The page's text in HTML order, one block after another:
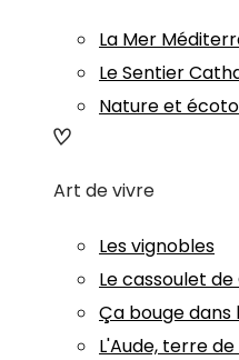
La Mer
Le Sentier
Nature et
Art de vivre
Les vignobles
Le cassoulet
Ça bouge dans
L'Aude, terre